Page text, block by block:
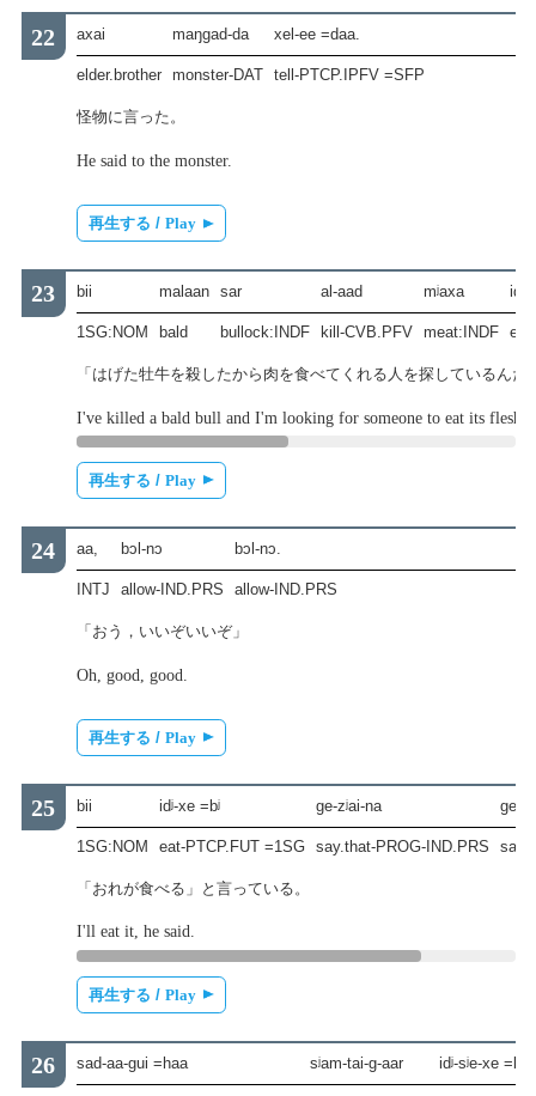
axai maŋgad-da xel-ee =daa.
elder.brother monster-DAT tell-PTCP.IPFV =SFP
怪物に言った。
He said to the monster.
再生する /Play
bii malaan sar al-aad mʲaxa
1SG:NOM bald bullock:INDF kill-CVB.PFV meat:INDF
「はげた牡牛を殺したから肉を食べてくれる人を探しているんだ
I've killed a bald bull and I'm looking for someone to eat its flesh.
再生する /Play
aa, bɔl-nɔ bɔl-nɔ.
INTJ allow-IND.PRS allow-IND.PRS
「おう，いいぞいいぞ」
Oh, good, good.
再生する /Play
bii idʲ-xe =bʲ ge-zʲai-na ge-
1SG:NOM eat-PTCP.FUT =1SG say.that-PROG-IND.PRS
「おれが食べる」と言っている。
I'll eat it, he said.
再生する /Play
sad-aa-gui =haa sʲam-tai-g-aar idʲ-sʲe-xe =b